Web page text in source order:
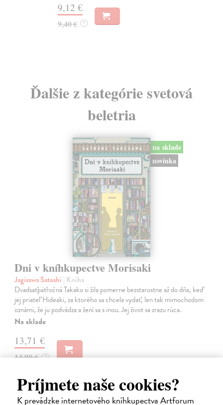
Príjmete naše cookies?
K prevádzke internetového kníhkupectva Artforum
Ďalšie z kategórie svetová
beletria
na sklade
novinka
Dni v kníhkupectve Morisaki
Jagisawa Satoshi | Kniha
Dvadsaťpäťročná Takako si žila pomerne bezstarostne až do dňa, keď
jej priateľ Hideaki, za ktorého sa chcela vydať, len tak mimochodom
oznámi, že ju podvádza a žení sa s inou. Jej život sa zrazu rúca.
Na sklade
13,71 €
14,90 € ?
na sklade